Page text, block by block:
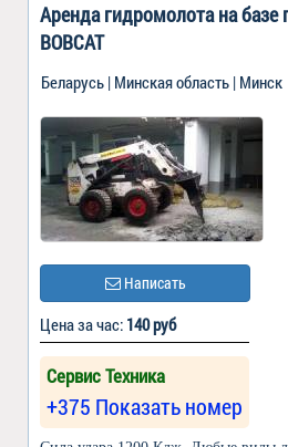
Аренда гидромолота на базе
BOBCAT
Беларусь | Минская область | Минск
Написать
Цена за час: 140 руб
Сервис Техника
+375 Показать номер